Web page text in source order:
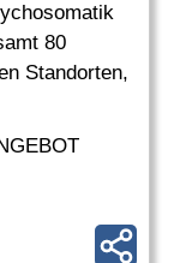
80
Standorten,